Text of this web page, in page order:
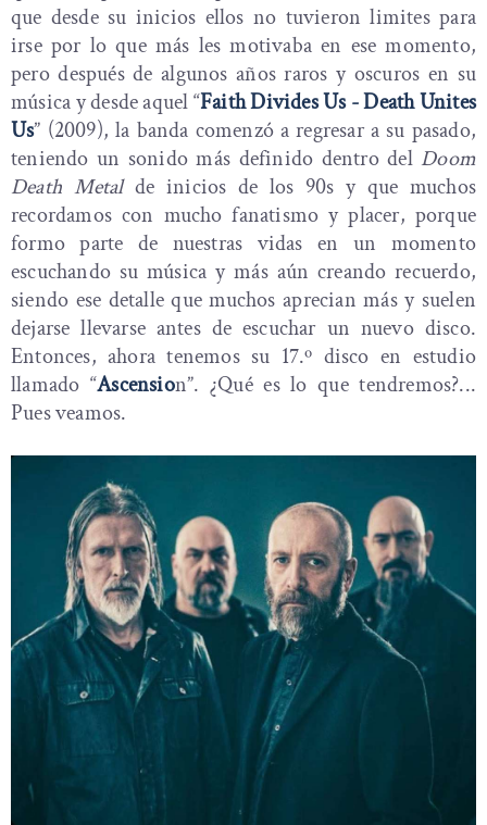
que desde su inicios ellos no tuvieron limites para
irse por lo que más les motivaba en ese momento,
pero después de algunos años raros y oscuros en su
música y desde aquel “Faith Divides Us - Death Unites
Us” (2009), la banda comenzó a regresar a su pasado,
teniendo un sonido más definido dentro del Doom
Death Metalde inicios de los 90s y que muchos
recordamos con mucho fanatismo y placer, porque
formo parte de nuestras vidas en un momento
escuchando su música y más aún creando recuerdo,
siendo ese detalle que muchos aprecian más y suelen
dejarse llevarse antes de escuchar un nuevo disco.
Entonces, ahora tenemos su 17.º disco en estudio
llamado “Ascension”. ¿Qué es lo que tendremos?...
Pues veamos.